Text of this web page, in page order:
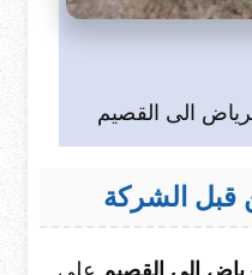
الى القصيم
قبل الشركة